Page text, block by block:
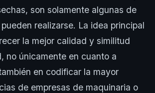
son solamente algunas de
realizarse. La idea principal
la mejor calidad y similitud
no únicamente en cuanto a
en codificar la mayor
de empresas de maquinaria o